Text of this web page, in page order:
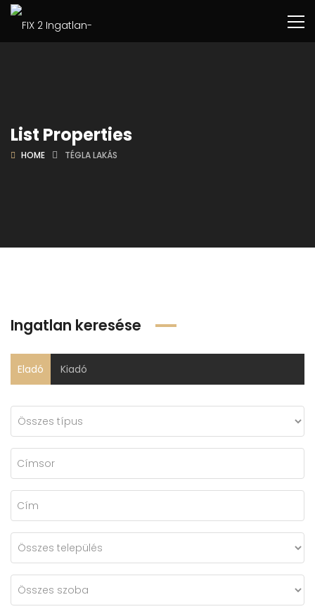
List Properties
HOME TÉGLA LAKÁS
Ingatlan keresése
Eladó Kiadó